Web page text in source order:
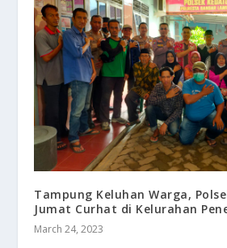
Tampung Keluhan Warga,
Jumat Curhat di Kelurahan
March 24, 2023